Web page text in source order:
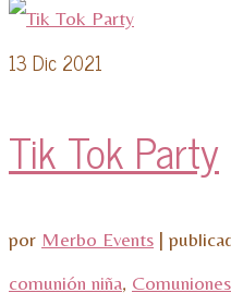
13 Dic 2021
Tik Tok Party
por Merbo Events |
comunión niña, Comuniones